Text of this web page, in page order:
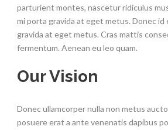
parturient montes, nascetur ridiculus
mi porta gravida at eget metus. Donec id
gravida at eget metus. Cras mattis
fermentum. Aenean eu leo quam.
Our Vision
Donec ullamcorper nulla non metus
posuere erat a ante venenatis dapibus